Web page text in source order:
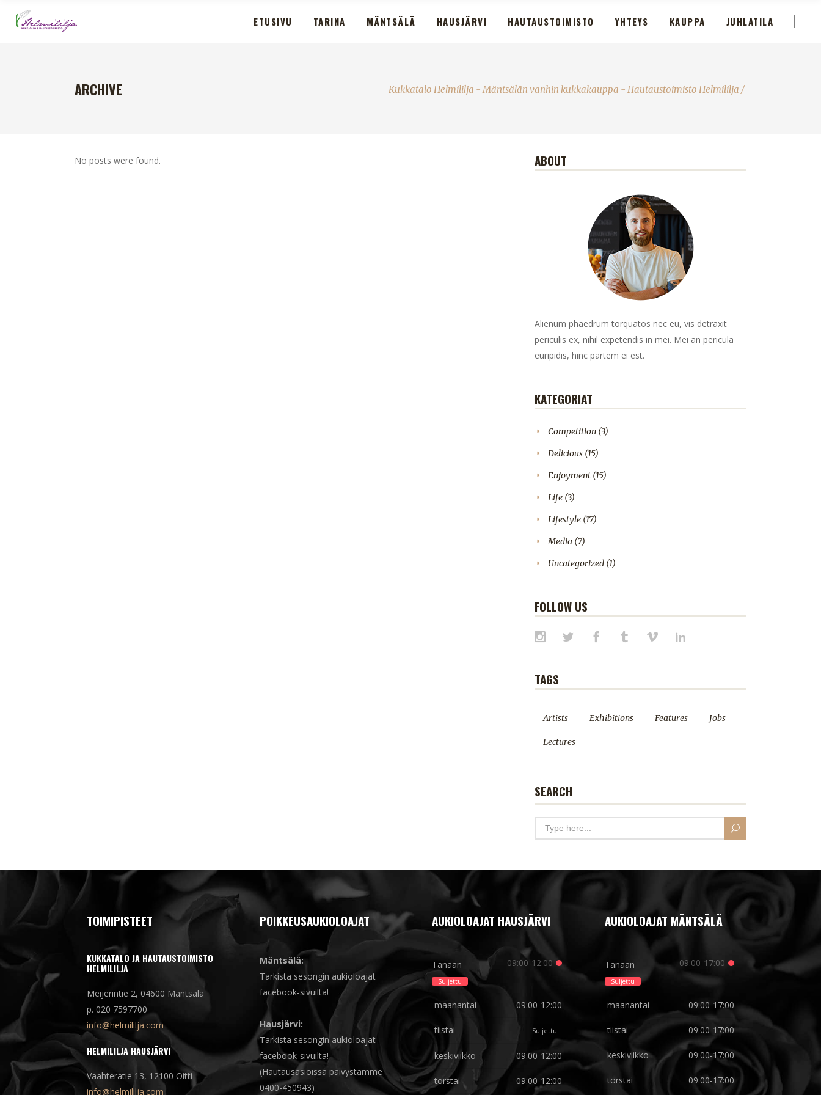
ETUSIVU TARINA MÄNTSÄLÄ HAUSJÄRVI HAUTAUSTOIMISTO YHTEYS KAUPPA JUHLATILA
ARCHIVE Kukkatalo Helmililja - Mäntsälän vanhin kukkakauppa - Hautaustoimisto Helmililja /
No posts were found. ABOUT
Alienum phaedrum torquatos nec eu, vis detraxit
periculis ex, nihil expetendis in mei. Mei an pericula
euripidis, hinc partem ei est.
KATEGORIAT
Competition (3)
Delicious (15)
Enjoyment (15)
Life (3)
Lifestyle (17)
Media (7)
Uncategorized (1)
FOLLOW US
TAGS
Artists Exhibitions Features Jobs
Lectures
SEARCH
TOIMIPISTEET
KUKKATALO JA HAUTAUSTOIMISTO
HELMILILJA
Meijerintie 2, 04600 Mäntsälä
p. 020 7597700
info@helmililja.com
HELMILILJA HAUSJÄRVI
Vaahteratie 13, 12100 Oitti
info@helmililja.com
POIKKEUSAUKIOLOAJAT
Mäntsälä:
Tarkista sesongin aukioloajat
facebook-sivuilta!
Hausjärvi:
Tarkista sesongin aukioloajat
facebook-sivuilta!
(Hautausasioissa päivystämme
0400-450943)
AUKIOLOAJAT HAUSJÄRVI
Tänään
Suljettu
09:00-12:00
maanantai 09:00-12:00
tiistai Suljettu
keskiviikko 09:00-12:00
torstai 09:00-12:00
AUKIOLOAJAT MÄNTSÄLÄ
Tänään
Suljettu
09:00-17:00
maanantai 09:00-17:00
tiistai 09:00-17:00
keskiviikko 09:00-17:00
torstai 09:00-17:00